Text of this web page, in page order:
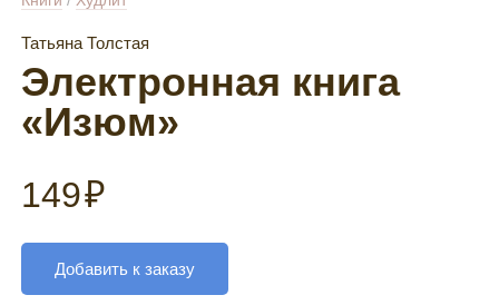
Татьяна Толстая
Электронная книга
«Изюм»
149₽
Добавить к заказу